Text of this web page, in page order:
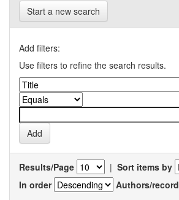
Start a new search
Add filters:
Use filters to refine the search results.
Results/Page | Sort items by
In order
Authors/record